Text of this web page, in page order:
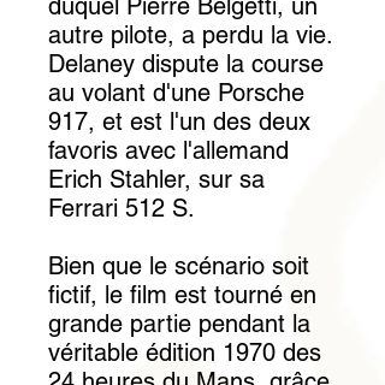
duquel Pierre Belgetti, un
autre pilote, a perdu la vie.
Delaney dispute la course
au volant d'une Porsche
917, et est l'un des deux
favoris avec l'allemand
Erich Stahler, sur sa
Ferrari 512 S.
Bien que le scénario soit
fictif, le film est tourné en
grande partie pendant la
véritable édition 1970 des